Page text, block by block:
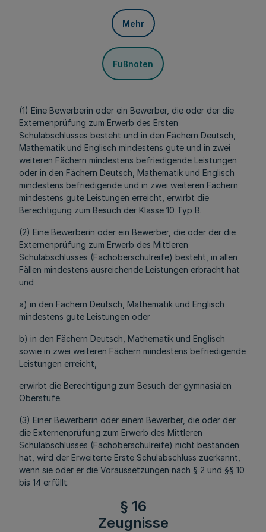
Mehr
Fußnoten
(1) Eine Bewerberin oder ein Bewerber, die oder der die
Externenprüfung zum Erwerb des Ersten
Schulabschlusses besteht und in den Fächern Deutsch,
Mathematik und Englisch mindestens gute und in zwei
weiteren Fächern mindestens befriedigende Leistungen
oder in den Fächern Deutsch, Mathematik und Englisch
mindestens befriedigende und in zwei weiteren Fächern
mindestens gute Leistungen erreicht, erwirbt die
Berechtigung zum Besuch der Klasse 10 Typ B.
(2) Eine Bewerberin oder ein Bewerber, die oder der die
Externenprüfung zum Erwerb des Mittleren
Schulabschlusses (Fachoberschulreife) besteht, in allen
Fällen mindestens ausreichende Leistungen erbracht hat
und
a) in den Fächern Deutsch, Mathematik und Englisch
mindestens gute Leistungen oder
b) in den Fächern Deutsch, Mathematik und Englisch
sowie in zwei weiteren Fächern mindestens befriedigende
Leistungen erreicht,
erwirbt die Berechtigung zum Besuch der gymnasialen
Oberstufe.
(3) Einer Bewerberin oder einem Bewerber, die oder der
die Externenprüfung zum Erwerb des Mittleren
Schulabschlusses (Fachoberschulreife) nicht bestanden
hat, wird der Erweiterte Erste Schulabschluss zuerkannt,
wenn sie oder er die Voraussetzungen nach § 2 und §§ 10
bis 14 erfüllt.
§ 16
Zeugnisse